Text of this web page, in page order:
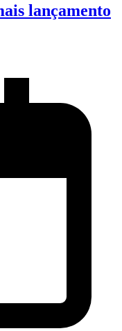
lançamento